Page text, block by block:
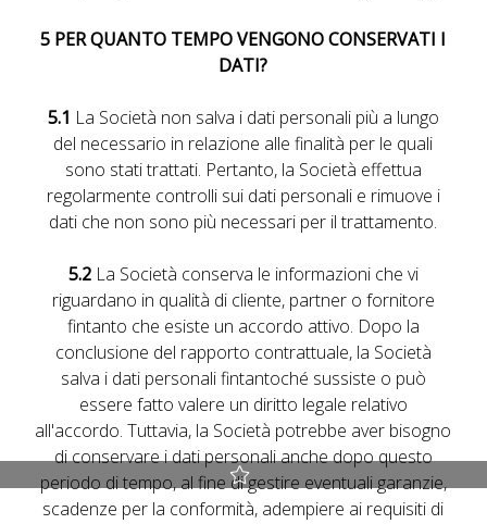
Best Rate guaranteed
5 PER QUANTO TEMPO VENGONO CONSERVATI I
DATI?
5.1 La Società non salva i dati personali più a lungo
del necessario in relazione alle finalità per le quali
sono stati trattati. Pertanto, la Società effettua
regolarmente controlli sui dati personali e rimuove i
dati che non sono più necessari per il trattamento.
5.2La Società conserva le informazioni che vi
riguardano in qualità di cliente, partner o fornitore
fintanto che esiste un accordo attivo. Dopo la
conclusione del rapporto contrattuale, la Società
salva i dati personali fintantoché sussiste o può
essere fatto valere un diritto legale relativo
all'accordo. Tuttavia, la Società potrebbe aver bisogno
di conservare i dati personali anche dopo questo
periodo di tempo, al fine di gestire eventuali garanzie,
scadenze per la conformità, adempiere ai requisiti di